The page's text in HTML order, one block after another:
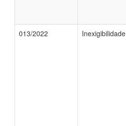
013/2022 Inexigibilidade